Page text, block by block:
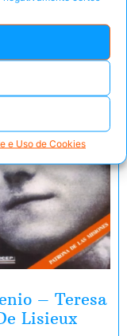
e Uso de Cookies
– Teresa
Lisieux